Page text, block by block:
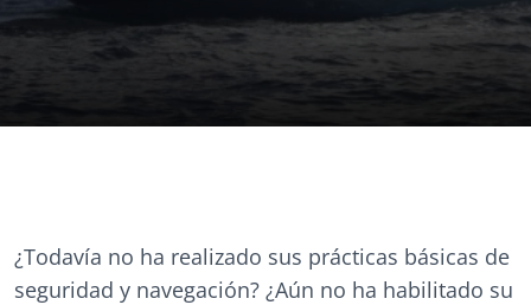
¿Todavía no ha realizado sus prácticas básicas de
seguridad y navegación? ¿Aún no ha habilitado su